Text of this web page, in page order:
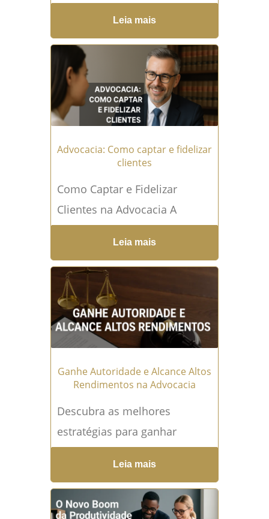
Atendimento O
consentimento informado é o
alicerce que garante a
transparência e a segurança
jurídica em qualquer...Leia
mais →
Leia mais
Advocacia: Como captar e fidelizar
clientes
Como Captar e Fidelizar
Clientes na Advocacia A
advocacia moderna exige
mais do que conhecimento
técnico: é necessário
empreender, comunicar e
entregar valor. Em um
mercado competitivo e cada
vez...Leia mais →
Leia mais
Ganhe Autoridade e Alcance Altos
Rendimentos na Advocacia
Descubra as melhores
estratégias para ganhar
autoridade e obter altos
rendimentos na advocacia.
Aprenda como se destacar no
mercado jurídico, atrair
Leia mais